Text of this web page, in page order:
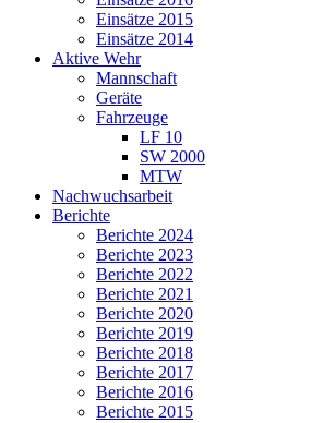
Einsätze 2015
Einsätze 2014
Aktive Wehr
Mannschaft
Geräte
Fahrzeuge
LF 10
SW 2000
MTW
Nachwuchsarbeit
Berichte
Berichte 2024
Berichte 2023
Berichte 2022
Berichte 2021
Berichte 2020
Berichte 2019
Berichte 2018
Berichte 2017
Berichte 2016
Berichte 2015